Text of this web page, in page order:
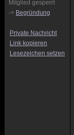
Mitglied gesperrt
-> Begründung
Private Nachricht
Link kopieren
Lesezeichen setzen